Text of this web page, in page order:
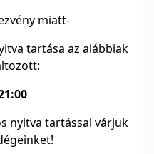
miatt-
tartása az alábbiak
nyitva tartással várjuk